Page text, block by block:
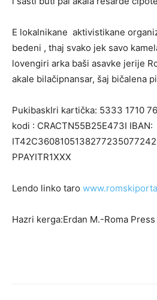
E lokalnikane aktivistikane
bedeni , thaj svako jek savo
lovengiri arka baši asavke jerije
akale bilačipnansar, šaj bičalena
PukibaskIri kartička: 5333 1710
kodi : CRACTN55B25E473I IBAN:
IT42C3608105138277235077242
PPAYITR1XXX
Lendo linko taro
Hazri kerga:Erdan M.-Roma Press